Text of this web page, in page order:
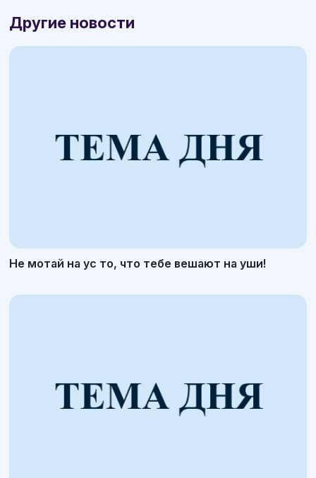
Другие новости
Не мотай на ус то, что тебе вешают на уши!